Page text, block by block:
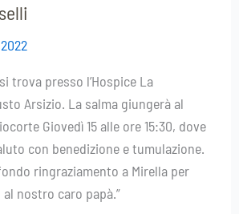
trova presso l’Hospice La
Arsizio. La salma giungerà al
Giovedì 15 alle ore 15:30, dove
con benedizione e tumulazione.
ringraziamento a Mirella per
nostro caro papà.”